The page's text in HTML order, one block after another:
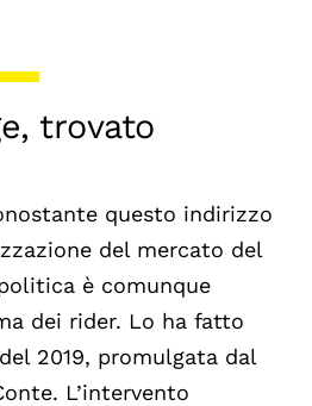
trovato
questo indirizzo
del mercato del
è comunque
dei rider. Lo ha fatto
2019, promulgata dal
L’intervento